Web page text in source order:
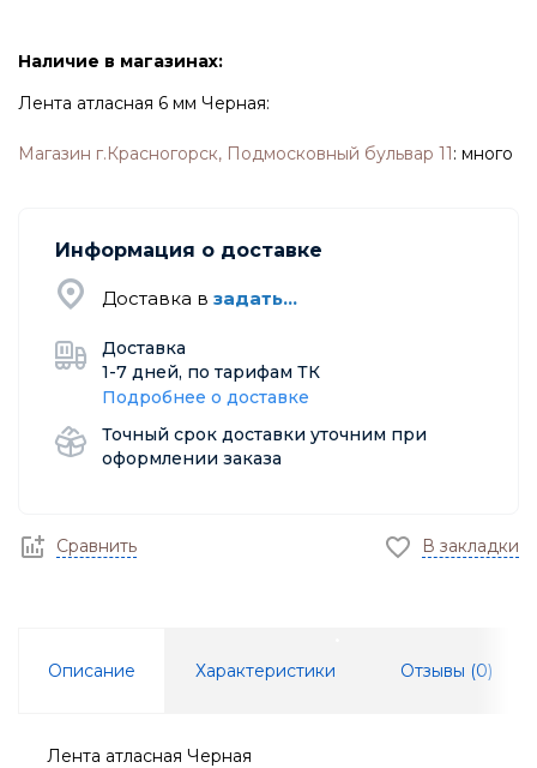
Наличие в магазинах:
Лента атласная 6 мм Черная:
Магазин г.Красногорск, Подмосковный бульвар 11: много
Информация о доставке
Доставка в задать...
Доставка
1-7 дней, по тарифам ТК
Подробнее о доставке
Точный срок доставки уточним при
оформлении заказа
Сравнить В закладки
Описание Характеристики Отзывы (0)
Лента атласная Черная